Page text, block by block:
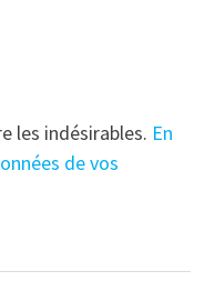
les indésirables. En
de vos